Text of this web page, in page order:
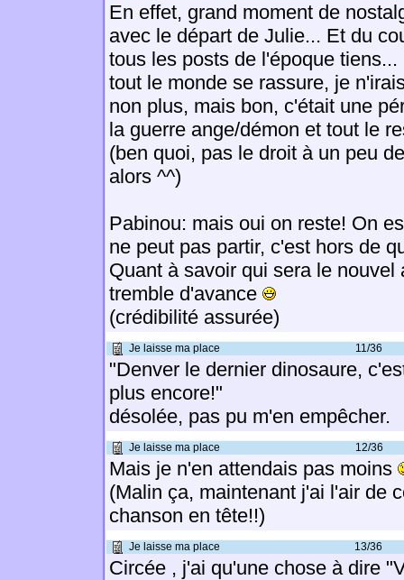
En effet, grand moment de
avec le départ de Julie... Et du
tous les posts de l'époque
tout le monde se rassure, je
non plus, mais bon, c'était une
la guerre ange/démon et tout le
(ben quoi, pas le droit à un peu
alors ^^)
Pabinou: mais oui on reste! On
ne peut pas partir, c'est hors de
Quant à savoir qui sera le nouvel
tremble d'avance
(crédibilité assurée)
Je laisse ma place 11/36
"Denver le dernier dinosaure,
plus encore!"
désolée, pas pu m'en empêcher.
Je laisse ma place 12/36
Mais je n'en attendais pas moins
(Malin ça, maintenant j'ai l'air de
chanson en tête!!)
Je laisse ma place 13/36
Circée , j'ai qu'une chose à dire